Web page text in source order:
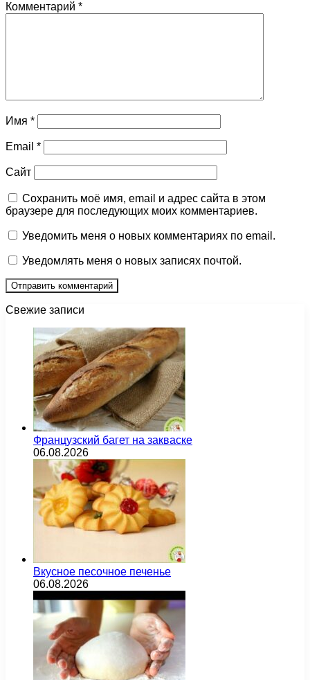
Комментарий *
Имя *
Email *
Сайт
Сохранить моё имя, email и адрес сайта в этом
браузере для последующих моих комментариев.
Уведомить меня о новых комментариях по email.
Уведомлять меня о новых записях почтой.
Свежие записи
Французский багет на закваске
06.08.2026
Вкусное песочное печенье
06.08.2026